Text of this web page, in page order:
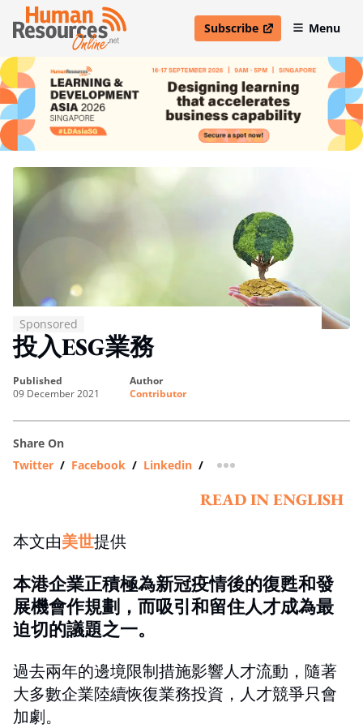
Subscribe
open in new windowMenu
Sponsored
投入ESG業務
published
09 December 2021
author
Contributor
Share On
Twitter / Facebook / Linkedin / more sharing option
READ IN ENGLISH
本文由美世提供
本港企業正積極為新冠疫情後的復甦和發
展機會作規劃，而吸引和留住人才成為最
迫切的議題之一。
過去兩年的邊境限制措施影響人才流動，隨著
大多數企業陸續恢復業務投資，人才競爭只會
加劇。